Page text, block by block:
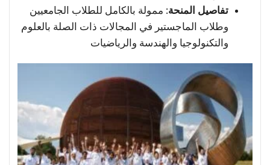
تفاصيل المنحة: ممولة بالكامل للطلاب الجامعيين
وطلاب الماجستير في المجالات ذات الصلة بالعلوم
والتكنولوجيا والهندسة والرياضيات